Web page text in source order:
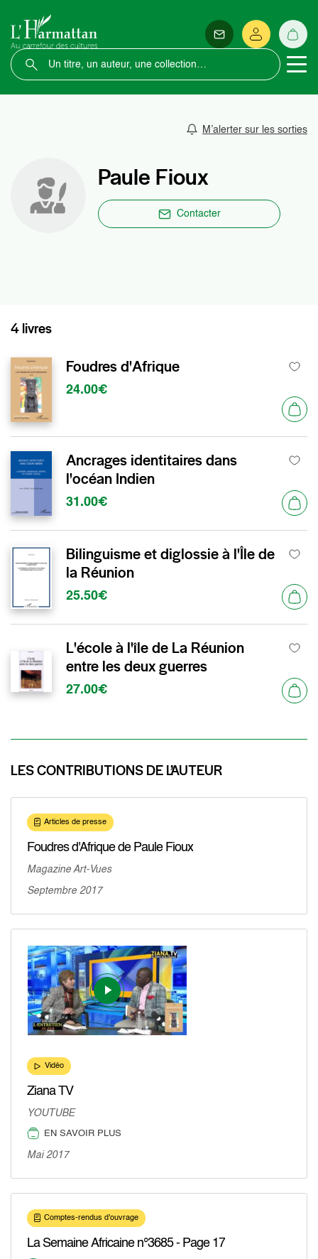
M’alerter sur les sorties
Paule Fioux
Contacter
4 livres
Foudres d'Afrique
24.00€
Ancrages identitaires dans
l'océan Indien
31.00€
Bilinguisme et diglossie à l'Île de
la Réunion
25.50€
L'école à l'île de La Réunion
entre les deux guerres
27.00€
LES CONTRIBUTIONS DE L’AUTEUR
Articles de presse
Foudres d'Afrique de Paule Fioux
Magazine Art-Vues
Septembre 2017
Vidéo
Ziana TV
YOUTUBE
EN SAVOIR PLUS
Mai 2017
Comptes-rendus d'ouvrage
La Semaine Africaine n°3685 - Page 17